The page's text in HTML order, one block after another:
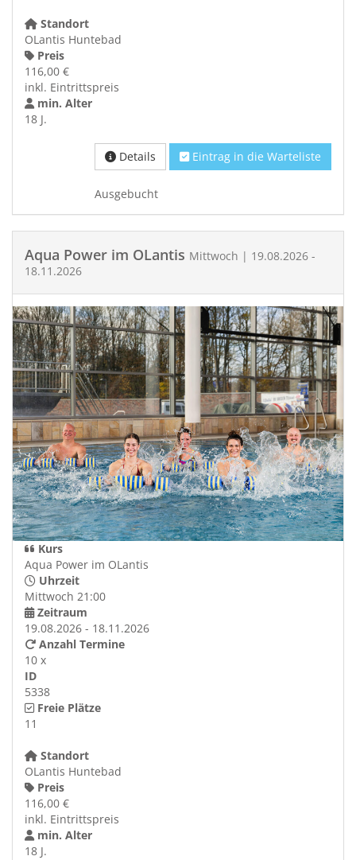
Standort
OLantis Huntebad
Preis
116,00 €
inkl. Eintrittspreis
min. Alter
18 J.
Details Eintrag in die Warteliste
Ausgebucht
Aqua Power im OLantis Mittwoch | 19.08.2026 -
18.11.2026
Kurs
Aqua Power im OLantis
Uhrzeit
Mittwoch 21:00
Zeitraum
19.08.2026 - 18.11.2026
Anzahl Termine
10 x
ID
5338
Freie Plätze
11
Standort
OLantis Huntebad
Preis
116,00 €
inkl. Eintrittspreis
min. Alter
18 J.